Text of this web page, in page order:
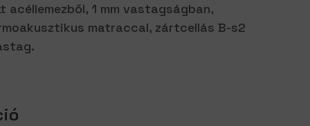
1 mm vastagságban,
matraccal, zártcellás B-s2